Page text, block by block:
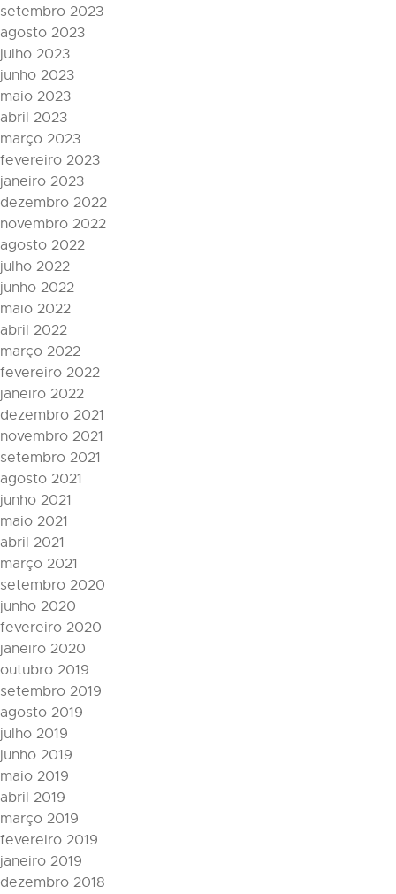
setembro 2023
agosto 2023
julho 2023
junho 2023
maio 2023
abril 2023
março 2023
fevereiro 2023
janeiro 2023
dezembro 2022
novembro 2022
agosto 2022
julho 2022
junho 2022
maio 2022
abril 2022
março 2022
fevereiro 2022
janeiro 2022
dezembro 2021
novembro 2021
setembro 2021
agosto 2021
junho 2021
maio 2021
abril 2021
março 2021
setembro 2020
junho 2020
fevereiro 2020
janeiro 2020
outubro 2019
setembro 2019
agosto 2019
julho 2019
junho 2019
maio 2019
abril 2019
março 2019
fevereiro 2019
janeiro 2019
dezembro 2018